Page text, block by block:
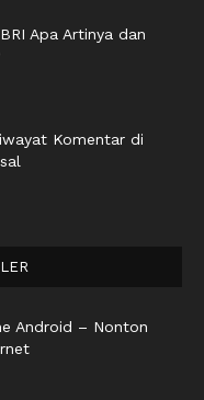
Apa Artinya dan
Komentar di
Android – Nonton